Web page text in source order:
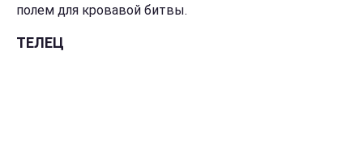
полем для кровавой битвы.
ТЕЛЕЦ